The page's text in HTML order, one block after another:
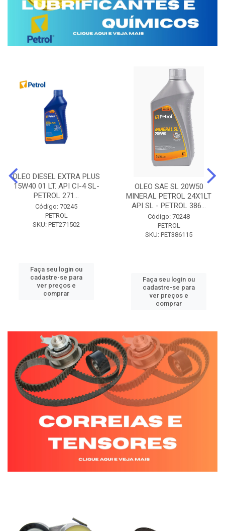
OLEO DIESEL EXTRA PLUS
15W40 01 LT. API CI-4 SL-
PETROL 271...
Código: 70245
PETROL
SKU: PET271502
Faça seu login ou
cadastre-se para
ver preços e
comprar
OLEO SAE SL 20W50
MINERAL PETROL 24X1LT
API SL - PETROL 386...
Código: 70248
PETROL
SKU: PET386115
Faça seu login ou
cadastre-se para
ver preços e
comprar